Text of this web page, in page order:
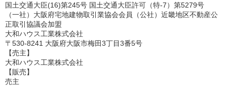
国土交通大臣(16)第245号 国土交通大臣許可（特-7）第5279号
（一社）大阪府宅地建物取引業協会会員（公社）近畿地区不動産公
正取引協議会加盟
大和ハウス工業株式会社
〒530-8241 大阪府大阪市梅田3丁目3番5号
【売主】
大和ハウス工業株式会社
【販売】
売主